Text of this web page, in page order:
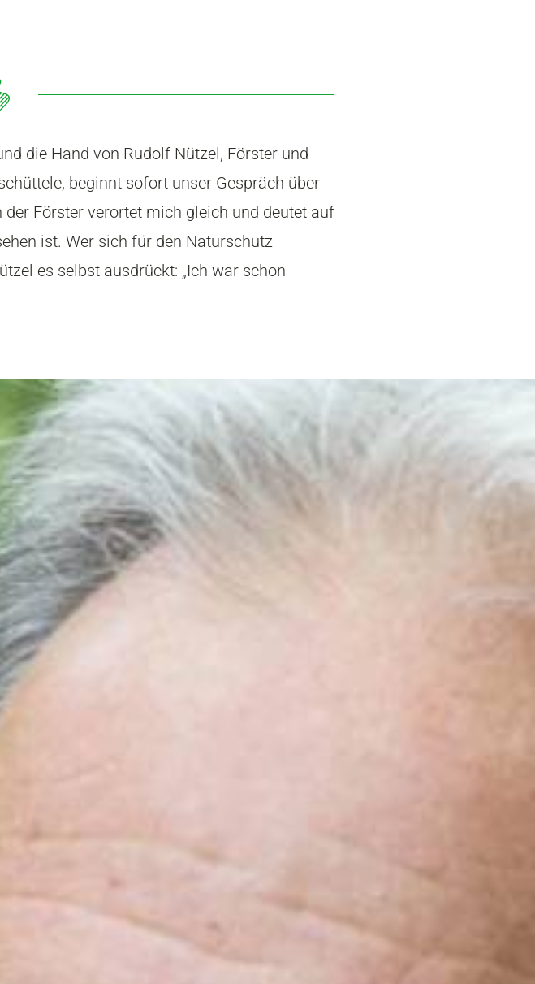
die Hand von Rudolf Nützel, Förster und
beginnt sofort unser Gespräch über
der Förster verortet mich gleich und deutet auf
ist. Wer sich für den Naturschutz
es selbst ausdrückt: „Ich war schon